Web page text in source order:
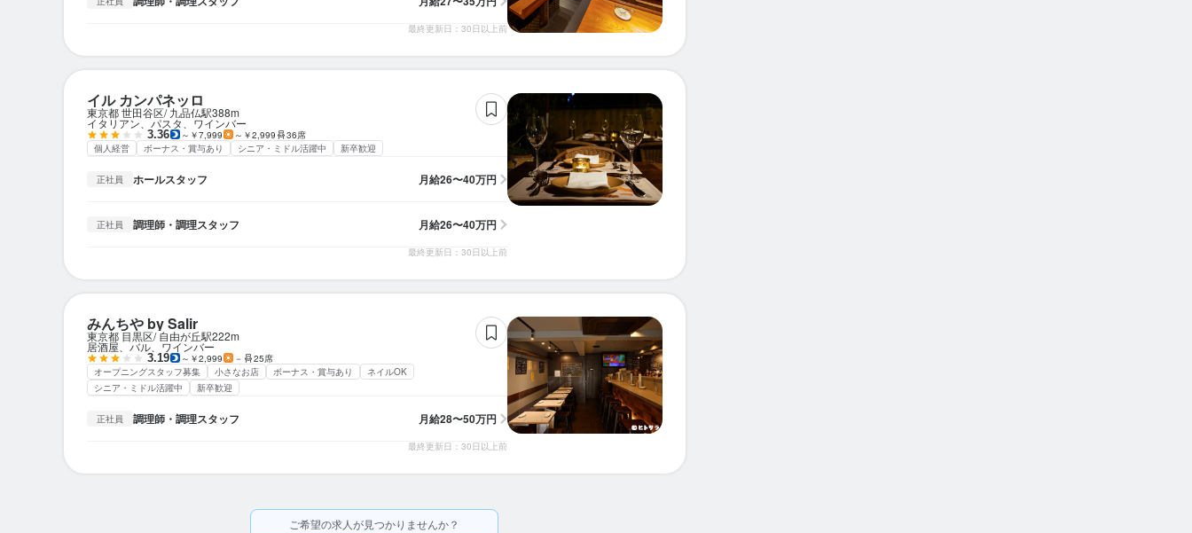
最終更新日：30日以上前
イル カンパネッロ
東京都 世田谷区 九品仏駅388m
イタリアン、パスタ、ワインバー
3.36 ～￥7,999 ～￥2,999
36席
個人経営
ボーナス・賞与あり シニア・ミドル活躍中 新卒歓迎
正社員 ホールスタッフ 月給26〜40万円
正社員 調理師・調理スタッフ 月給26〜40万円
最終更新日：30日以上前
みんちや by Salir
東京都 目黒区 自由が丘駅222m
居酒屋、バル、ワインバー
3.19 ～￥2,999 －
25席
オープニングスタッフ募集
小さなお店 ボーナス・賞与あり
ネイルOK
シニア・ミドル活躍中
新卒歓迎
正社員 調理師・調理スタッフ 月給28〜50万円
最終更新日：30日以上前
ご希望の求人が見つかりませんか？
求人を選択する
正社員 料理長候補
求人を選択する
正社員 パティシエ 月給：
パティシエ 時給：
求人を選択する
バイト ホールスタッフ 時給：
バーテンダー 時給：
求人を選択する
正社員 ホールスタッフ
調理師・調理スタッフ
求人を選択する
正社員 ホールスタッフ
調理師・調理スタッフ
求人を選択する
正社員 ホールスタッフ 月給：
調理師・調理スタッフ
求人を選択する
正社員 調理師・調理スタッフ 月給：
求人を選択する
正社員 ホールスタッフ 月給：
調理師・調理スタッフ
求人を選択する
正社員 調理師・調理スタッフ 月給：